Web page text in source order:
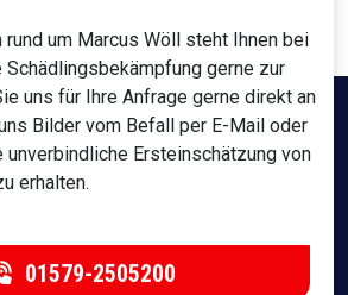
um Marcus Wöll steht Ihnen bei
Schädlingsbekämpfung gerne zur
uns für Ihre Anfrage gerne direkt an
Bilder vom Befall per E-Mail oder
unverbindliche Ersteinschätzung von
erhalten.
01579-2505200